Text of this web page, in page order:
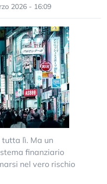
2026 - 16:09
tutta lì. Ma un
finanziario
nel vero rischio